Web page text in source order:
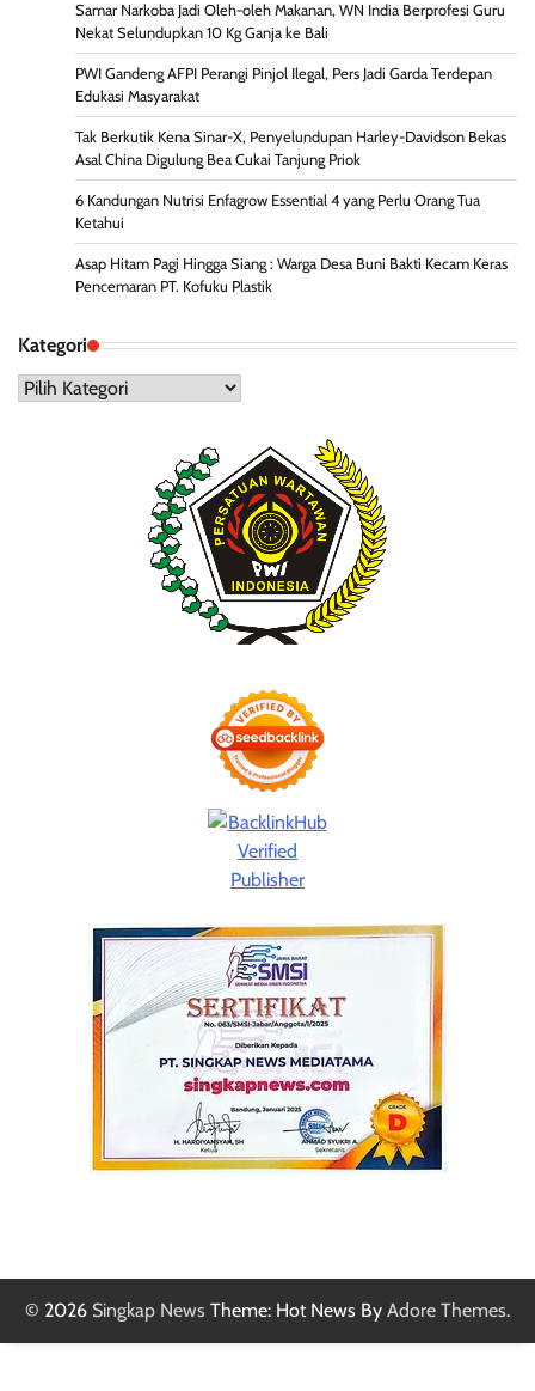
Samar Narkoba Jadi Oleh-oleh Makanan, WN India Berprofesi Guru
Nekat Selundupkan 10 Kg Ganja ke Bali
PWI Gandeng AFPI Perangi Pinjol Ilegal, Pers Jadi Garda Terdepan
Edukasi Masyarakat
Tak Berkutik Kena Sinar-X, Penyelundupan Harley-Davidson Bekas
Asal China Digulung Bea Cukai Tanjung Priok
6 Kandungan Nutrisi Enfagrow Essential 4 yang Perlu Orang Tua
Ketahui
Asap Hitam Pagi Hingga Siang : Warga Desa Buni Bakti Kecam Keras
Pencemaran PT. Kofuku Plastik
Kategori
Kategori
© 2026 Singkap News Theme: Hot News By Adore Themes.